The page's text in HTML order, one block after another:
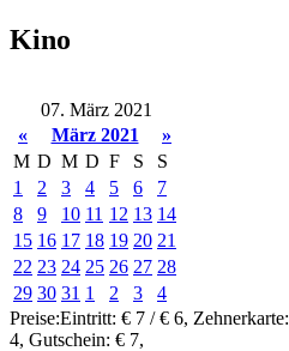
Kino
07. März 2021
«
März 2021
»
M D M D F S
S
1
2 3 4 5 6
7
8
9 10 11 12 13 14
15 16 17 18 19 20 21
22 23 24 25 26 27 28
29 30 31 1 2 3
4
Preise:Eintritt: € 7 / € 6, Zehnerkarte:
4, Gutschein: € 7,